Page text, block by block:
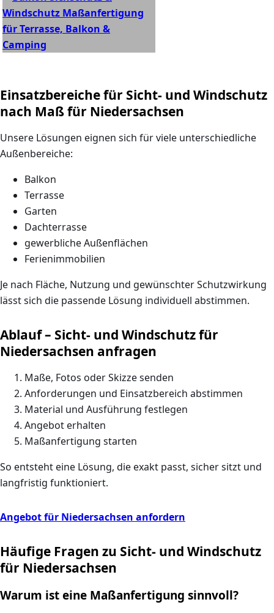
Einsatzbereiche für Sicht- und Windschutz
nach Maß für Niedersachsen
Unsere Lösungen eignen sich für viele unterschiedliche
Außenbereiche:
Balkon
Terrasse
Garten
Dachterrasse
gewerbliche Außenflächen
Ferienimmobilien
Je nach Fläche, Nutzung und gewünschter Schutzwirkung
lässt sich die passende Lösung individuell abstimmen.
Ablauf – Sicht- und Windschutz für
Niedersachsen anfragen
Maße, Fotos oder Skizze senden
Anforderungen und Einsatzbereich abstimmen
Material und Ausführung festlegen
Angebot erhalten
Maßanfertigung starten
So entsteht eine Lösung, die exakt passt, sicher sitzt und
langfristig funktioniert.
Angebot für Niedersachsen anfordern
Häufige Fragen zu Sicht- und Windschutz
für Niedersachsen
Warum ist eine Maßanfertigung sinnvoll?